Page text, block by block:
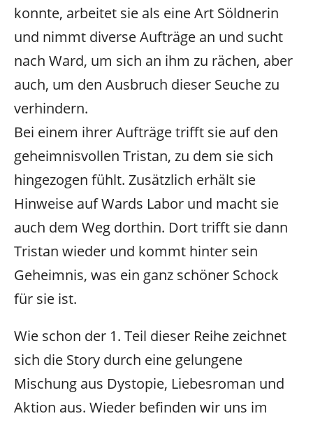
konnte, arbeitet sie als eine Art Söldnerin
und nimmt diverse Aufträge an und sucht
nach Ward, um sich an ihm zu rächen, aber
auch, um den Ausbruch dieser Seuche zu
verhindern.
Bei einem ihrer Aufträge trifft sie auf den
geheimnisvollen Tristan, zu dem sie sich
hingezogen fühlt. Zusätzlich erhält sie
Hinweise auf Wards Labor und macht sie
auch dem Weg dorthin. Dort trifft sie dann
Tristan wieder und kommt hinter sein
Geheimnis, was ein ganz schöner Schock
für sie ist.
Wie schon der 1. Teil dieser Reihe zeichnet
sich die Story durch eine gelungene
Mischung aus Dystopie, Liebesroman und
Aktion aus. Wieder befinden wir uns im